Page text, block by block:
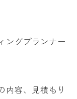
ングプランナー
内容、見積もり